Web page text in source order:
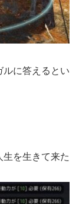
ルに答えるとい
生を生きて来た